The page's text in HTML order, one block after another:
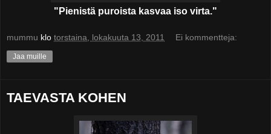
"Pienistä puroista kasvaa iso virta."
mummu klo torstaina, lokakuuta 13, 2011 Ei kommentteja:
Jaa muille
TAEVASTA KOHEN